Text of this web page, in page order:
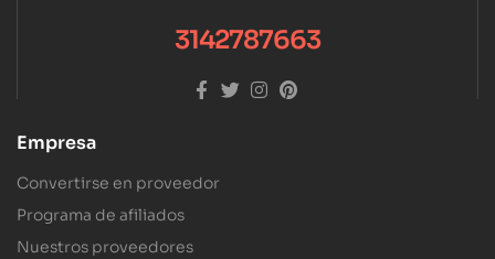
3142787663
Empresa
Convertirse en proveedor
Programa de afiliados
Nuestros proveedores